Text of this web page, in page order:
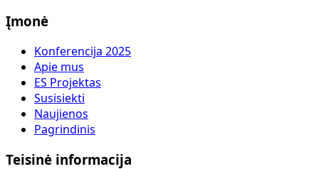
Įmonė
Konferencija 2025
Apie mus
ES Projektas
Susisiekti
Naujienos
Pagrindinis
Teisinė informacija